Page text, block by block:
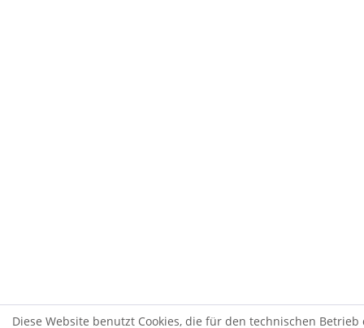
Diese Website benutzt Cookies, die für den technischen Betrieb